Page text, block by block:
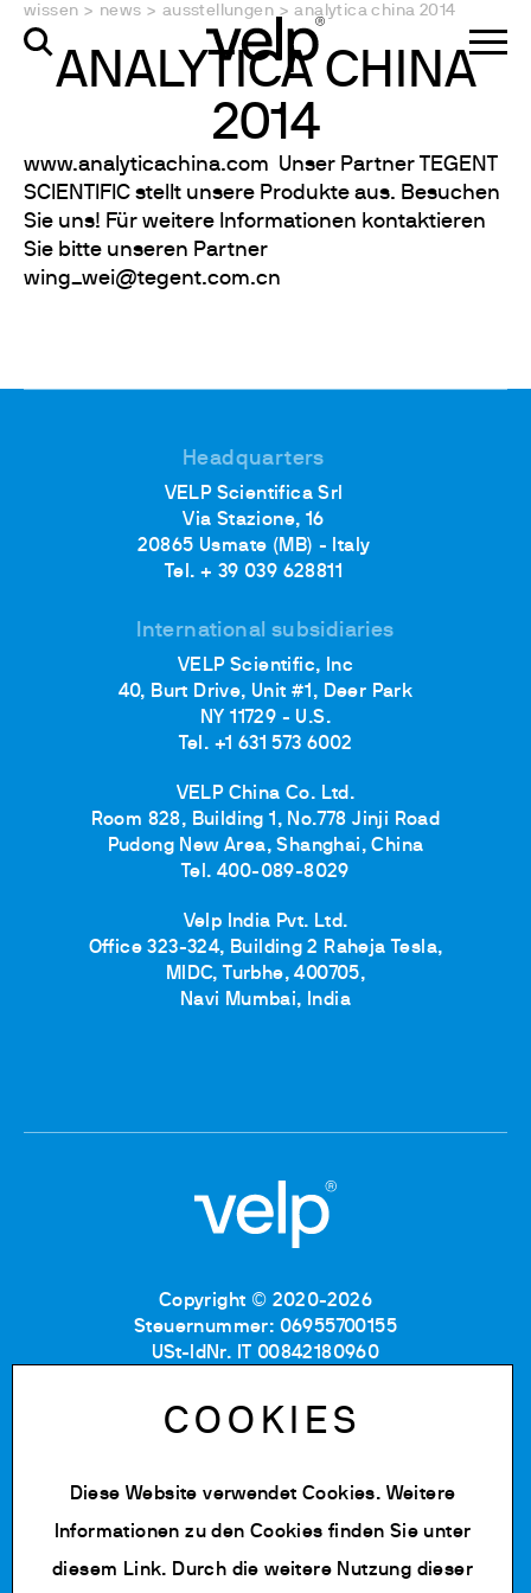
wissen > news > ausstellungen > analytica china 2014
ANALYTICA CHINA
2014
www.analyticachina.com Unser Partner TEGENT
SCIENTIFIC stellt unsere Produkte aus. Besuchen
Sie uns! Für weitere Informationen kontaktieren
Sie bitte unseren Partner
wing_wei@tegent.com.cn
Headquarters
VELP Scientifica Srl
Via Stazione, 16
20865 Usmate (MB) - Italy
Tel. + 39 039 628811
International subsidiaries
VELP Scientific, Inc
40, Burt Drive, Unit #1, Deer Park
NY 11729 - U.S.
Tel. +1 631 573 6002
VELP China Co. Ltd.
Room 828, Building 1, No.778 Jinji Road
Pudong New Area, Shanghai, China
Tel. 400-089-8029
Velp India Pvt. Ltd.
Office 323-324, Building 2 Raheja Tesla,
MIDC, Turbhe, 400705,
Navi Mumbai, India
Copyright © 2020-2026
Steuernummer: 06955700155
USt-IdNr. IT 00842180960
Nummer im Verzeichnis
der Wirtschafts-und Verwaltungsdaten: MB-1129804
einbezahlt)
Datenschutz Richtlinie
Cookie Policy
COOKIES
Diese Website verwendet Cookies. Weitere
Informationen zu den Cookies finden Sie unter
diesem Link. Durch die weitere Nutzung dieser